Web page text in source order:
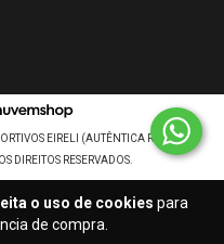
o uso de cookies para
de compra.
EIRELI (AUTÊNTICA RETRÔ) -
DIREITOS RESERVADOS.